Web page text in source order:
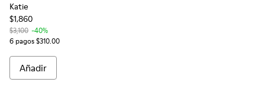
Katie
$1,860
$3,100 -40%
6 pagos $310.00
Añadir